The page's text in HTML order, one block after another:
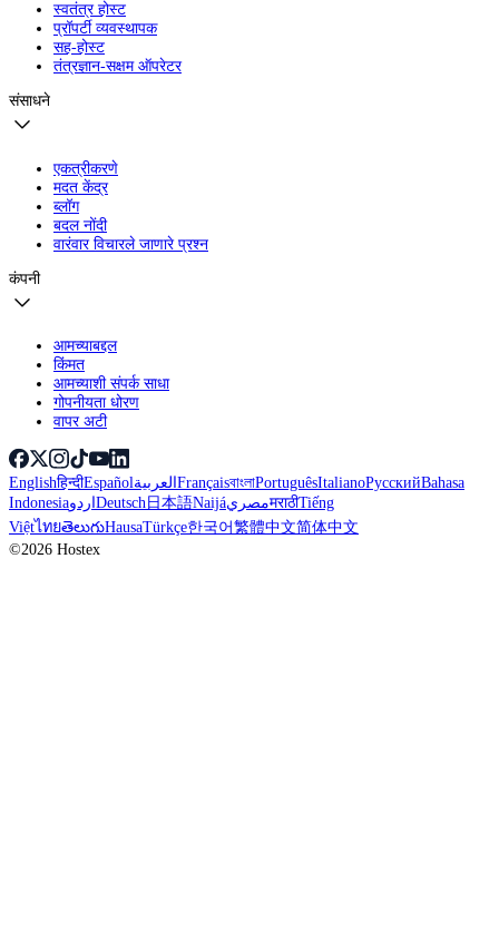
स्वतंत्र होस्ट
प्रॉपर्टी व्यवस्थापक
सह-होस्ट
तंत्रज्ञान-सक्षम ऑपरेटर
संसाधने
एकत्रीकरणे
मदत केंद्र
ब्लॉग
बदल नोंदी
वारंवार विचारले जाणारे प्रश्न
कंपनी
आमच्याबद्दल
किंमत
आमच्याशी संपर्क साधा
गोपनीयता धोरण
वापर अटी
Englishहिन्दीEspañolالعربيةFrançaisবাংলাPortuguêsItalianoРусскийBahasa
IndonesiaاردوDeutsch日本語NaijáمصريमराठीTiếng
ViệtไทยతెలుగుHausaTürkçe한국어繁體中文简体中文
©2026 Hostex